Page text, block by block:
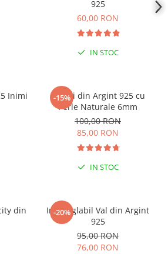
și
925
60,00 RON
IN STOC
Inimi
-15%
Cercei din Argint 925 cu
Perle Naturale 6mm
100,00 RON
85,00 RON
IN STOC
din
-20%
Inel reglabil Val din Argint
925
95,00 RON
76,00 RON